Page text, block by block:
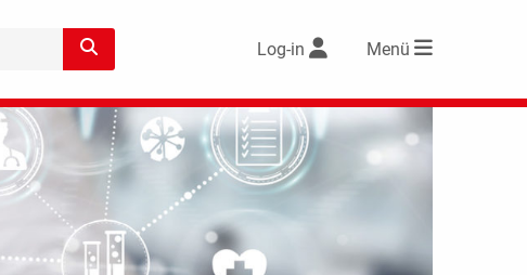
Log-in Menü